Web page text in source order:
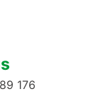
176